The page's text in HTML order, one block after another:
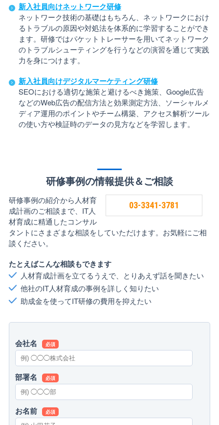
新入社員向けネットワーク研修
ネットワーク技術の基礎はもちろん、ネットワークにおけ
るトラブルの原因や対処法を体系的に学習することができ
ます。研修ではパケットトレーサーを用いてネットワーク
のトラブルシューティングを行うなどの演習を通じて実践
力を身につけます。
新入社員向けデジタルマーケティング研修
SEOにおける適切な施策と避けるべき施策、Google広告
などのWeb広告の配信方法と効果測定方法、ソーシャルメ
ディア運用のポイントやチーム構築、アクセス解析ツール
の使い方や検証時のデータの見方などを学習します。
研修事例の情報提供＆ご相談
03-3341-3781
研修事例の紹介から人材育
成計画のご相談まで、IT人
材育成に精通したコンサル
タントにさまざまな相談をしていただけます。お気軽にご相
談ください。
たとえばこんな相談もできます
人材育成計画を立てるうえで、とりあえず話を聞きたい
他社のIT人材育成の事例を詳しく知りたい
助成金を使ってIT研修の費用を抑えたい
会社名 必須
部署名 必須
お名前 必須